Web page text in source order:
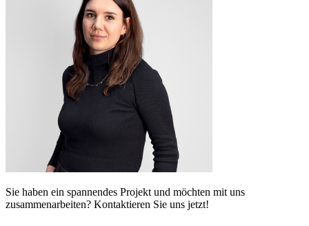
Sie haben ein spannendes Projekt und möchten mit uns
zusammenarbeiten? Kontaktieren Sie uns jetzt!